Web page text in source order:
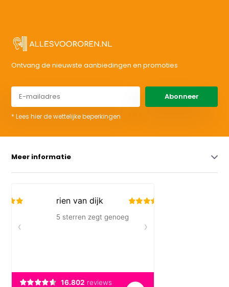
Ontvang de nieuwste aanbiedingen en promoties
Abonneer
* Lees hier de wettelijke beperkingen
Meer informatie